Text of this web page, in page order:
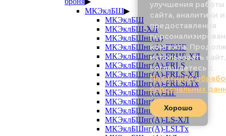
МКЭклБШ▶
МКЭклБШ
МКЭклБШ-ХЛ
МКЭклБШнг(А)
МКЭклБШнг(А)-FRHF
МКЭклБШнг(А)-FRHF-ХЛ
МКЭклБШнг(А)-FRLS
МКЭклБШнг(А)-FRLS-ХЛ
МКЭклБШнг(А)-FRLSLTx
МКЭклБШнг(А)-HF
МКЭклБШнг(А)-HF-ХЛ
МКЭклБШнг(А)-LS
МКЭклБШнг(А)-LS-ХЛ
МКЭклБШнг(А)-LSLTx
улучшения работы
сайта, аналитики и
предоставления
контента.
использовать
соглашаетесь с
Политикой
персональных
Хорошо